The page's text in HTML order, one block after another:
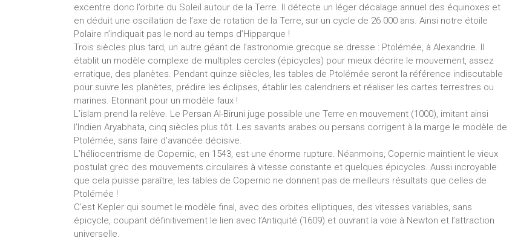
excentre donc l’orbite du Soleil autour de la Terre. Il détecte un léger décalage annuel des équinoxes et
en déduit une oscillation de l’axe de rotation de la Terre, sur un cycle de 26 000 ans. Ainsi notre étoile
Polaire n’indiquait pas le nord au temps d’Hipparque !
Trois siècles plus tard, un autre géant de l’astronomie grecque se dresse : Ptolémée, à Alexandrie. Il
établit un modèle complexe de multiples cercles (épicycles) pour mieux décrire le mouvement, assez
erratique, des planètes. Pendant quinze siècles, les tables de Ptolémée seront la référence indiscutable
pour suivre les planètes, prédire les éclipses, établir les calendriers et réaliser les cartes terrestres ou
marines. Etonnant pour un modèle faux !
L’islam prend la relève. Le Persan Al-Biruni juge possible une Terre en mouvement (1000), imitant ainsi
l’Indien Aryabhata, cinq siècles plus tôt. Les savants arabes ou persans corrigent à la marge le modèle de
Ptolémée, sans faire d’avancée décisive.
L’héliocentrisme de Copernic, en 1543, est une énorme rupture. Néanmoins, Copernic maintient le vieux
postulat grec des mouvements circulaires à vitesse constante et quelques épicycles. Aussi incroyable
que cela puisse paraître, les tables de Copernic ne donnent pas de meilleurs résultats que celles de
Ptolémée !
C’est Kepler qui soumet le modèle final, avec des orbites elliptiques, des vitesses variables, sans
épicycle, coupant définitivement le lien avec l’Antiquité (1609) et ouvrant la voie à Newton et l’attraction
universelle.